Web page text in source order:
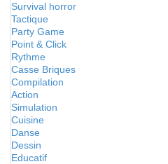
Survival horror
Tactique
Party Game
Point & Click
Rythme
Casse Briques
Compilation
Action
Simulation
Cuisine
Danse
Dessin
Educatif